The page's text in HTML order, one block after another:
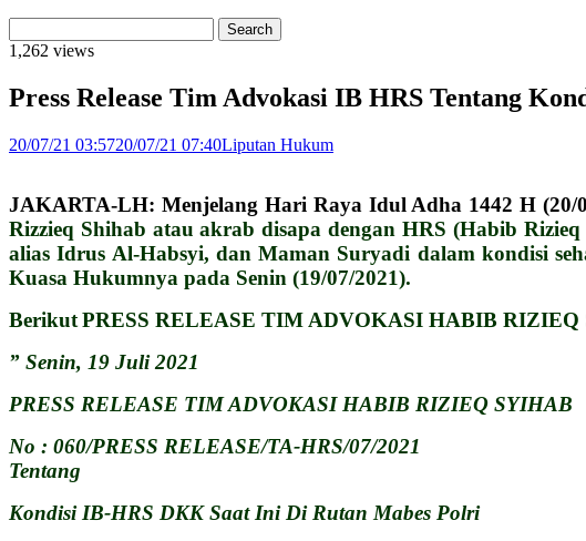
1,262 views
Press Release Tim Advokasi IB HRS Tentang
20/07/21 03:5720/07/21 07:40Liputan Hukum
JAKARTA-LH: Menjelang Hari Raya Idul Adha 1442 H (20/
Rizzieq Shihab atau akrab disapa dengan HRS (Habib
alias Idrus Al-Habsyi, dan Maman Suryadi dalam kondisi
Kuasa Hukumnya pada Senin (19/07/2021).
BerikutPRESS RELEASE TIM ADVOKASI HABIB RIZIEQ
” Senin, 19 Juli 2021
PRESS RELEASE TIM ADVOKASI HABIB RIZIEQ SYIHAB
No : 060/PRESS RELEASE/TA-HRS/07/2021
Tentang
Kondisi IB-HRS DKK Saat Ini Di Rutan Mabes Polri